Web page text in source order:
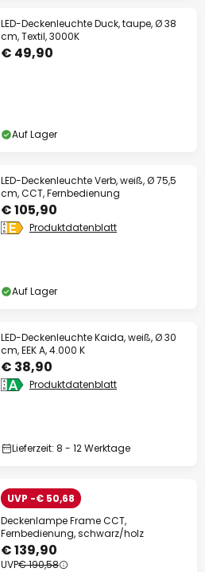
LED-Deckenleuchte Duck, taupe, Ø 38
cm, Textil, 3000K
€ 49,90
Auf Lager
LED-Deckenleuchte Verb, weiß, Ø 75,5
cm, CCT, Fernbedienung
€ 105,90
Produktdatenblatt
Auf Lager
LED-Deckenleuchte Kaida, weiß, Ø 30
cm, EEK A, 4.000 K
€ 38,90
Produktdatenblatt
Lieferzeit: 8 - 12 Werktage
UVP -€ 50,68
Deckenlampe Frame CCT,
Fernbedienung, schwarz/holz
€ 139,90
UVP€ 190,58